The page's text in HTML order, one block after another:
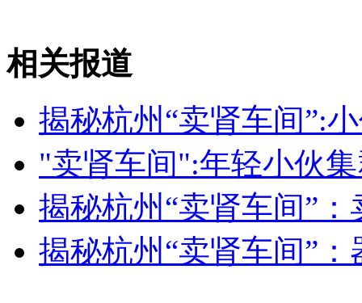
女孩北京地铁殴打老人 痛下狠手拳打脚踢
无痛分娩是否安全 医生回应
相关报道
揭秘杭州“卖肾车间”:
"卖肾车间":年轻小伙
揭秘杭州“卖肾车间”
揭秘杭州“卖肾车间”